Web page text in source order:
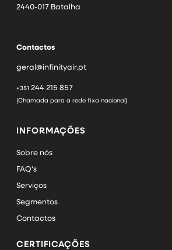
2440-017 Batalha
Contactos
geral@infinityair.pt
+351 244 215 857
(Chamada para a rede fixa nacional)
INFORMAÇÕES
Sobre nós
FAQ's
Serviços
Segmentos
Contactos
CERTIFICAÇÕES